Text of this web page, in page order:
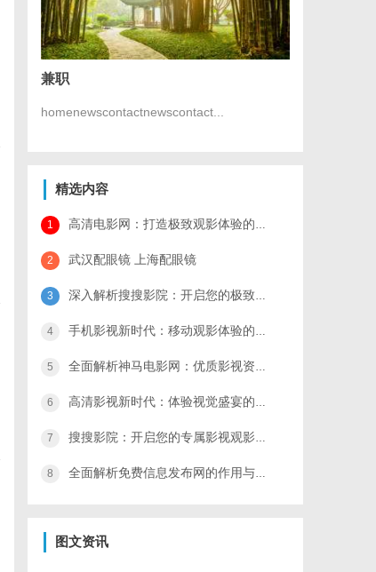
兼职
homenewscontactnewscontact...
精选内容
1 高清电影网：打造极致观影体验的影视新天地
2 武汉配眼镜 上海配眼镜
3 深入解析搜搜影院：开启您的极致观影体验之旅
4 手机影视新时代：移动观影体验的全面变革与未来展望
5 全面解析神马电影网：优质影视资源的聚集地与观影体验提升指南
6 高清影视新时代：体验视觉盛宴的极致享受与未来趋势解析
7 搜搜影院：开启您的专属影视观影新时代
8 全面解析免费信息发布网的作用与优势，为用户打造高效信息交流平台
图文资讯